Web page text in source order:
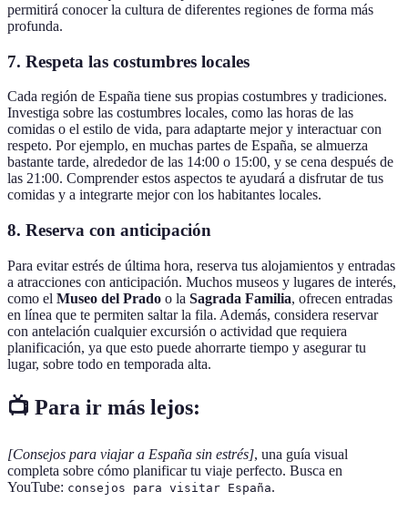
permitirá conocer la cultura de diferentes regiones de forma más
profunda.
7. Respeta las costumbres locales
Cada región de España tiene sus propias costumbres y tradiciones.
Investiga sobre las costumbres locales, como las horas de las
comidas o el estilo de vida, para adaptarte mejor y interactuar con
respeto. Por ejemplo, en muchas partes de España, se almuerza
bastante tarde, alrededor de las 14:00 o 15:00, y se cena después de
las 21:00. Comprender estos aspectos te ayudará a disfrutar de tus
comidas y a integrarte mejor con los habitantes locales.
8. Reserva con anticipación
Para evitar estrés de última hora, reserva tus alojamientos y entradas
a atracciones con anticipación. Muchos museos y lugares de interés,
como el Museo del Prado o la Sagrada Familia, ofrecen entradas
en línea que te permiten saltar la fila. Además, considera reservar
con antelación cualquier excursión o actividad que requiera
planificación, ya que esto puede ahorrarte tiempo y asegurar tu
lugar, sobre todo en temporada alta.
📺 Para ir más lejos:
[Consejos para viajar a España sin estrés], una guía visual
completa sobre cómo planificar tu viaje perfecto. Busca en
YouTube: consejos para visitar España.